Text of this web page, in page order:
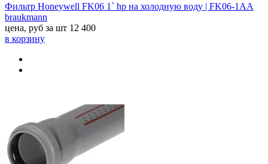
Фильтр Honeywell FK06 1` hp на холодную воду | FK06-1AA
braukmann
цена, руб за шт 12 400
в корзину